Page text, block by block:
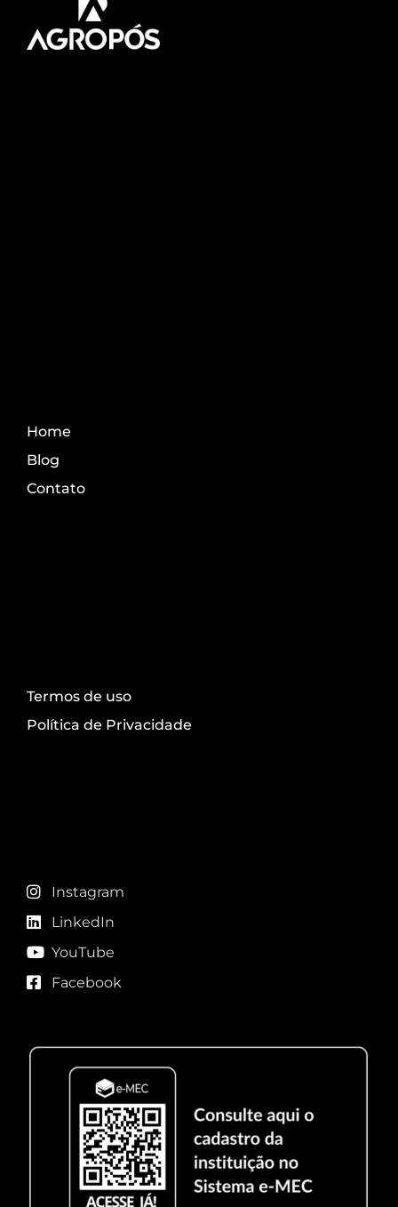
Home
Blog
Contato
Termos de uso
Política de Privacidade
Instagram
LinkedIn
YouTube
Facebook